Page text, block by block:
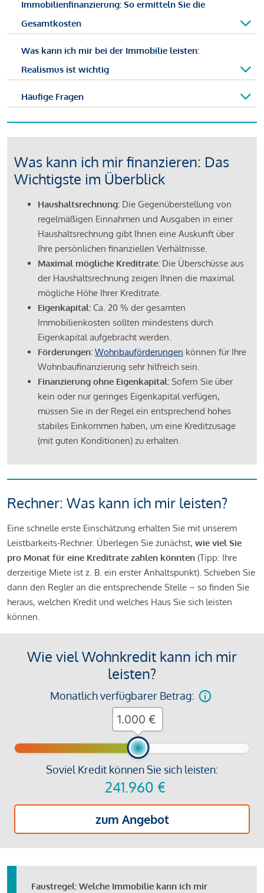
Immobilienfinanzierung: So ermitteln Sie die
Gesamtkosten
Was kann ich mir bei der Immobilie leisten:
Realismus ist wichtig
Häufige Fragen
Was kann ich mir finanzieren: Das
Wichtigste im Überblick
Haushaltsrechnung: Die Gegenüberstellung von
regelmäßigen Einnahmen und Ausgaben in einer
Haushaltsrechnung gibt Ihnen eine Auskunft über
Ihre persönlichen finanziellen Verhältnisse.
Maximal mögliche Kreditrate: Die Überschüsse aus
der Haushaltsrechnung zeigen Ihnen die maximal
mögliche Höhe Ihrer Kreditrate.
Eigenkapital: Ca. 20 % der gesamten
Immobilienkosten sollten mindestens durch
Eigenkapital aufgebracht werden.
Förderungen: Wohnbauförderungen können für Ihre
Wohnbaufinanzierung sehr hilfreich sein.
Finanzierung ohne Eigenkapital: Sofern Sie über
kein oder nur geringes Eigenkapital verfügen,
müssen Sie in der Regel ein entsprechend hohes
stabiles Einkommen haben, um eine Kreditzusage
(mit guten Konditionen) zu erhalten.
Rechner: Was kann ich mir leisten?
Eine schnelle erste Einschätzung erhalten Sie mit unserem
Leistbarkeits-Rechner. Überlegen Sie zunächst, wie viel Sie
pro Monat für eine Kreditrate zahlen könnten (Tipp: Ihre
derzeitige Miete ist z. B. ein erster Anhaltspunkt). Schieben Sie
dann den Regler an die entsprechende Stelle – so finden Sie
heraus, welchen Kredit und welches Haus Sie sich leisten
können.
Wie viel Wohnkredit kann ich mir
leisten?
Monatlich verfügbarer Betrag:
Soviel Kredit können Sie sich leisten:
241.960 €
zum Angebot
€
Faustregel: Welche Immobilie kann ich mir